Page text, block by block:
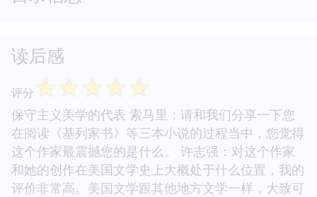
读后感
评分 ☆☆☆☆☆
保守主义美学的代表 索马里：请和我们分享一下您
在阅读《基列家书》等三本小说的过程当中，您觉得
这个作家最震撼您的是什么。 许志强：对这个作家
和她的创作在美国文学史上大概处于什么位置，我的
评价非常高。美国文学跟其他地方文学一样，大致可